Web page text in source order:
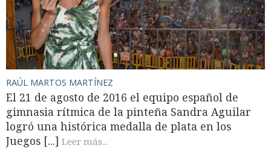
RAÚL MARTOS MARTÍNEZ
El 21 de agosto de 2016 el equipo español de
gimnasia rítmica de la pinteña Sandra Aguilar
logró una histórica medalla de plata en los
Juegos [...] Leer más...